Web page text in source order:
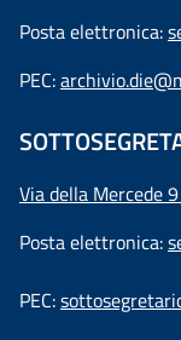
Posta elettronica:
PEC:
Via della Mercede 9
Posta elettronica:
PEC: